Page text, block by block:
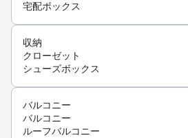
宅配ボックス
収納
クローゼット
シューズボックス
バルコニー
バルコニー
ルーフバルコニー